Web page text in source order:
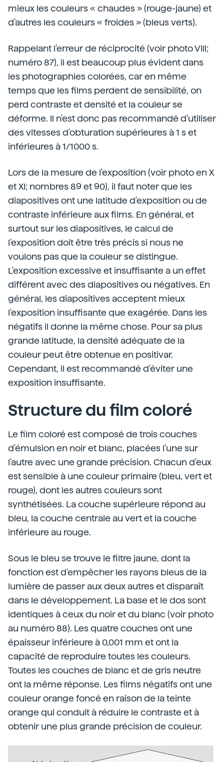
mieux les couleurs « chaudes » (rouge-jaune) et
d'autres les couleurs « froides » (bleus verts).
Rappelant l'erreur de réciprocité (voir photo VIII;
numéro 87), il est beaucoup plus évident dans
les photographies colorées, car en même
temps que les films perdent de sensibilité, on
perd contraste et densité et la couleur se
déforme. Il n'est donc pas recommandé d'utiliser
des vitesses d'obturation supérieures à 1 s et
inférieures à 1/1000 s.
Lors de la mesure de l'exposition (voir photo en X
et XI; nombres 89 et 90), il faut noter que les
diapositives ont une latitude d'exposition ou de
contraste inférieure aux films. En général, et
surtout sur les diapositives, le calcul de
l'exposition doit être très précis si nous ne
voulons pas que la couleur se distingue.
L'exposition excessive et insuffisante a un effet
différent avec des diapositives ou négatives. En
général, les diapositives acceptent mieux
l'exposition insuffisante que exagérée. Dans les
négatifs il donne la même chose. Pour sa plus
grande latitude, la densité adéquate de la
couleur peut être obtenue en positivar.
Cependant, il est recommandé d'éviter une
exposition insuffisante.
Structure du film coloré
Le film coloré est composé de trois couches
d'émulsion en noir et blanc, placées l'une sur
l'autre avec une grande précision. Chacun d'eux
est sensible à une couleur primaire (bleu, vert et
rouge), dont les autres couleurs sont
synthétisées. La couche supérieure répond au
bleu, la couche centrale au vert et la couche
inférieure au rouge.
Sous le bleu se trouve le filtre jaune, dont la
fonction est d'empêcher les rayons bleus de la
lumière de passer aux deux autres et disparaît
dans le développement. La base et le dos sont
identiques à ceux du noir et du blanc (voir photo
au numéro 88). Les quatre couches ont une
épaisseur inférieure à 0,001 mm et ont la
capacité de reproduire toutes les couleurs.
Toutes les couches de blanc et de gris neutre
ont la même réponse. Les films négatifs ont une
couleur orange foncé en raison de la teinte
orange qui conduit à réduire le contraste et à
obtenir une plus grande précision de couleur.